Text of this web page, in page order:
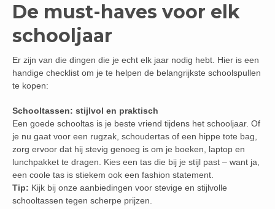
De must-haves voor elk
schooljaar
Er zijn van die dingen die je echt elk jaar nodig hebt. Hier is een
handige checklist om je te helpen de belangrijkste schoolspullen
te kopen:
Schooltassen: stijlvol en praktisch
Een goede schooltas is je beste vriend tijdens het schooljaar. Of
je nu gaat voor een rugzak, schoudertas of een hippe tote bag,
zorg ervoor dat hij stevig genoeg is om je boeken, laptop en
lunchpakket te dragen. Kies een tas die bij je stijl past – want ja,
een coole tas is stiekem ook een fashion statement.
Tip: Kijk bij onze aanbiedingen voor stevige en stijlvolle
schooltassen tegen scherpe prijzen.